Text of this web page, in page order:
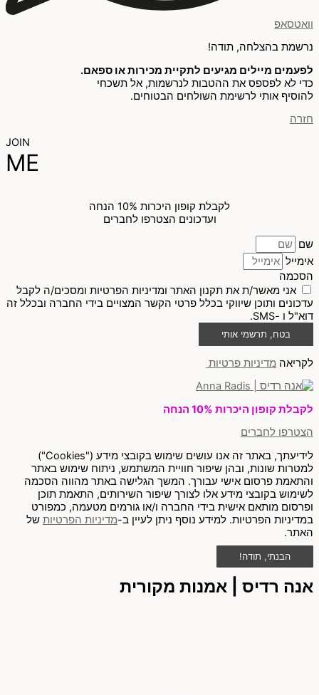
וואטסאפ
נרשמת בהצלחה, תודה!
לפעמים מיילים מגיעים לתקיית מכירות או ספאם.
כדי לא לפספס את ההטבות לנרשמות, אל תשכחי
להוסיף אותי לרשימת השולחים הבטוחים.
חזרה
JOIN
ME
לקבלת קופון היכרות 10% הנחה
ועדכונים הצטרפו לחברים
שם
אימייל
הסכמה
אני מאשר/ת את תקנון האתר ומדיניות הפרטיות ומסכים/ה לקבל
עדכונים ותוכן שיווקי בכלל פרטי הקשר המצויים בידי החברה ובכלל זה
דוא"ל ו -SMS.
בטח, תרשמי אותי
לקריאה מדיניות פרטיות
לקבלת קופון היכרות 10% הנחה
הצטרפו לחברים
לידיעתך, באתר זה אנו עושים שימוש בקובצי מידע ("Cookies")
למטרות שונות, ובהן שיפור חוויית המשתמש, ניתוח שימוש באתר
והתאמת פרסום אישי עבורך. המשך הגלישה באתר מהווה הסכמה
לשימוש בקובצי מידע אלו לצורך שיפור השירותים, התאמת תוכן
ופרסום מותאם אישית בידי החברה ו/או גורמים מטעמה, כמפורט
במדיניות הפרטיות. למידע נוסף ניתן לעיין ב-מדיניות הפרטיות של
האתר.
הבנתי, תודה!
אנה רדיס | אמנות מקורית